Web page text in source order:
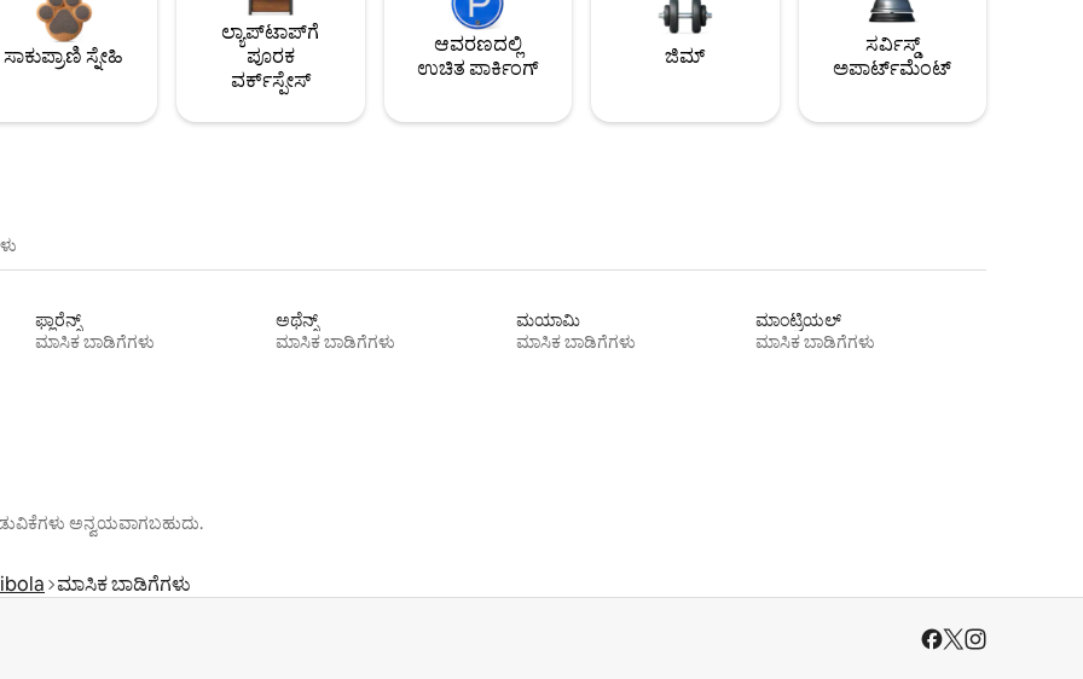
ಸಾಕುಪ್ರಾಣಿ ಸ್ನೇಹಿ
ಲ್ಯಾಪ್‌ಟಾಪ್‌ಗೆ
ಪೂರಕ
ವರ್ಕ್‌ಸ್ಪೇಸ್
ಆವರಣದಲ್ಲಿ
ಉಚಿತ ಪಾರ್ಕಿಂಗ್
ಜಿಮ್
ಸರ್ವಿಸ್ಡ್
ಅಪಾರ್ಟ್‌ಮೆಂಟ್
ಫ್ಲಾರೆನ್ಸ್
ಮಾಸಿಕ ಬಾಡಿಗೆಗಳು
ಅಥೆನ್ಸ್
ಮಾಸಿಕ ಬಾಡಿಗೆಗಳು
ಮಯಾಮಿ
ಮಾಸಿಕ ಬಾಡಿಗೆಗಳು
ಮಾಂಟ್ರಿಯಲ್
ಮಾಸಿಕ ಬಾಡಿಗೆಗಳು
ಅನ್ವಯವಾಗಬಹುದು.
ಮಾಸಿಕ ಬಾಡಿಗೆಗಳು